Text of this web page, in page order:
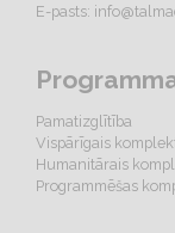
E-pasts:
Pamatizglītība
Vispārīgais
Humanitārais
Programmēšas